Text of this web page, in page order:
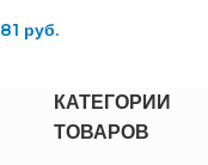
руб.
КАТЕГОРИИ
ТОВАРОВ